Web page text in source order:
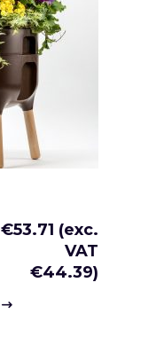
€53.71 (exc.
VAT
€44.39)